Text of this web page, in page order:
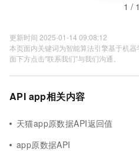
1 / 1
更新时间 2025-01-14 09:08:12
本页面内关键词为智能算法引擎基于机
面下方点击"联系我们"与我们沟通。
API app相关内容
天猫app原数据API返回值
app原数据API